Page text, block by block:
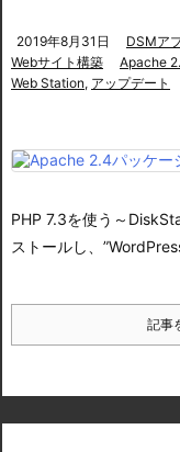
2019年8月31日 DSMア
Webサイト構築
Apache
Web Station, アップデート
PHP 7.3を使う～
ストールし、
記事